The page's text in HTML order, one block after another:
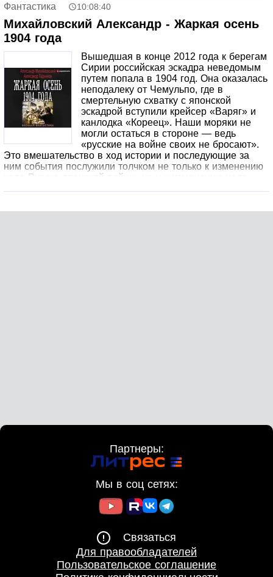
Континентальный альянс. Не было ни позорного
Портсмутского мира, ни Кровавого воскресенья.
Эмигрант Владимир Ульянов и беглый
ссыльнопоселенец Джугашвили вместе с новым царем
Михаилом II строят новую Россию, еще не представляя
— какая она будет. Но, как им кажется, в этом варианте
истории не будет ни Первой мировой войны, ни
Февральской, ни Октябрьской революций.
Фантастика 10:08:40
Михайловский Александр - Жаркая осень
1904 года
Вышедшая в конце 2012 года к берегам
Сирии российская эскадра неведомым
путем попала в 1904 год. Она оказалась
неподалеку от Чемульпо, где в
смертельную схватку с японской
эскадрой вступили крейсер «Варяг» и
канлодка «Кореец». Наши моряки не
могли остаться в стороне — ведь
«русские на войне своих не бросают».
Это вмешательство в ход истории и последующие за
ним события послужили толчком не только к изменению
хода Русско-японской войны, но и к изменению хода
император Николай II.
Партнеры:
Мы в соц сетях:
Связаться
Для правообладателей
Пользовательское соглашение